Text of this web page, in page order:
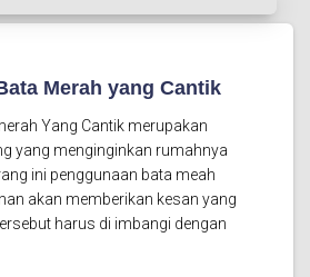
Merah yang Cantik
Yang Cantik merupakan
yang menginginkan rumahnya
ini penggunaan bata meah
akan memberikan kesan yang
harus di imbangi dengan